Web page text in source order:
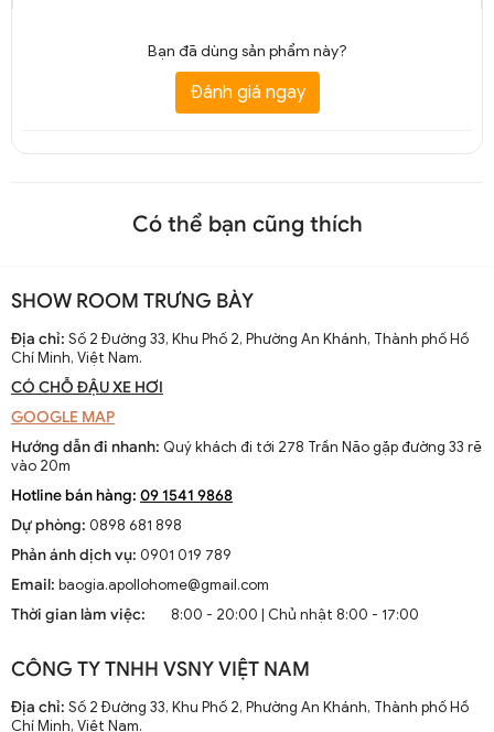
Bạn đã dùng sản phẩm này?
Đánh giá ngay
Có thể bạn cũng thích
SHOW ROOM TRƯNG BÀY
Địa chỉ: Số 2 Đường 33, Khu Phố 2, Phường An Khánh, Thành phố Hồ
Chí Minh, Việt Nam.
CÓ CHỖ ĐẬU XE HƠI
GOOGLE MAP
Hướng dẫn đi nhanh: Quý khách đi tới 278 Trần Não gặp đường 33 rẽ
vào 20m
Hotline bán hàng: 09 1541 9868
Dự phòng: 0898 681 898
Phản ánh dịch vụ: 0901 019 789
Email: baogia.apollohome@gmail.com
Thời gian làm việc:
8:00 - 20:00 | Chủ nhật 8:00 - 17:00
CÔNG TY TNHH VSNY VIỆT NAM
Địa chỉ: Số 2 Đường 33, Khu Phố 2, Phường An Khánh, Thành phố Hồ
Chí Minh, Việt Nam.